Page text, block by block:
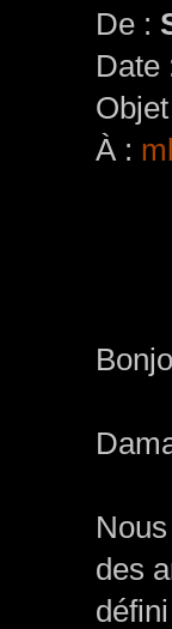
De :
Date
À :
des